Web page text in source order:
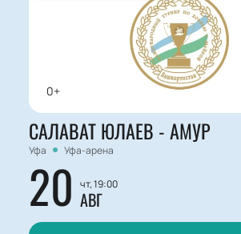
0+
САЛАВАТ ЮЛАЕВ - АМУР
Уфа Уфа-арена
20 чт, 19:00
АВГ